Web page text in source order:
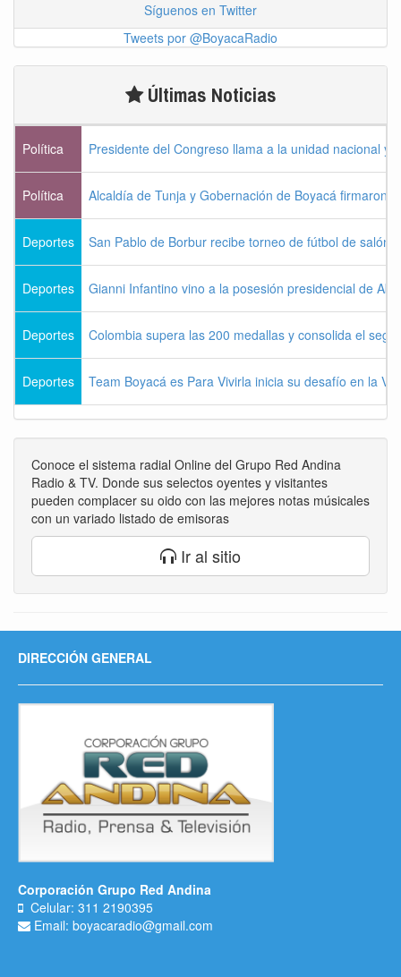
Síguenos en Twitter
Tweets por @BoyacaRadio
Últimas Noticias
Política Presidente del Congreso llama a la unidad nacional y
Política Alcaldía de Tunja y Gobernación de Boyacá firmaron
Deportes San Pablo de Borbur recibe torneo de fútbol de salón
Deportes Gianni Infantino vino a la posesión presidencial de
Deportes Colombia supera las 200 medallas y consolida el
Deportes Team Boyacá es Para Vivirla inicia su desafío en la
Conoce el sistema radial Online del Grupo Red Andina
Radio & TV. Donde sus selectos oyentes y visitantes
pueden complacer su oido con las mejores notas músicales
con un variado listado de emisoras
Ir al sitio
DIRECCIÓN GENERAL
Corporación Grupo Red Andina
Celular: 311 2190395
Email: boyacaradio@gmail.com